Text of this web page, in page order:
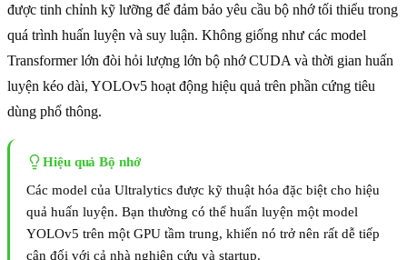
được tinh chỉnh kỹ lưỡng để đảm bảo yêu cầu bộ nhớ tối thiểu trong
quá trình huấn luyện và suy luận. Không giống như các model
Transformer lớn đòi hỏi lượng lớn bộ nhớ CUDA và thời gian huấn
luyện kéo dài, YOLOv5 hoạt động hiệu quả trên phần cứng tiêu
dùng phổ thông.
Hiệu quả Bộ nhớ
Các model của Ultralytics được kỹ thuật hóa đặc biệt cho hiệu
quả huấn luyện. Bạn thường có thể huấn luyện một model
YOLOv5 trên một GPU tầm trung, khiến nó trở nên rất dễ tiếp
cận đối với cả nhà nghiên cứu và startup.